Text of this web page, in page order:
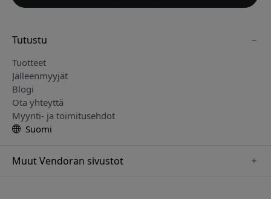
Tutustu
Tuotteet
Jälleenmyyjät
Blogi
Ota yhteyttä
Myynti- ja toimitusehdot
Suomi
Muut Vendoran sivustot